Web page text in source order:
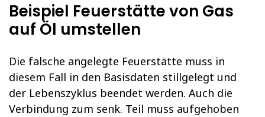
Beispiel Feuerstätte von Gas
auf Öl umstellen
Die falsche angelegte Feuerstätte muss in
diesem Fall in den Basisdaten stillgelegt und
der Lebenszyklus beendet werden. Auch die
Verbindung zum senk. Teil muss aufgehoben